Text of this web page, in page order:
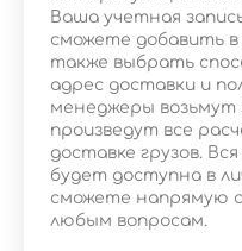
Ваша учетная
сможете добавить в
также выбрать
адрес доставки и
менеджеры возьмут
произведут все
доставке грузов.
будет доступна в
сможете напрямую
любым вопросам.